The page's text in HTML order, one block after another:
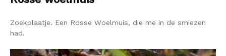
Zoekplaatje. Een Rosse Woelmuis, die me in de smiezen
had.